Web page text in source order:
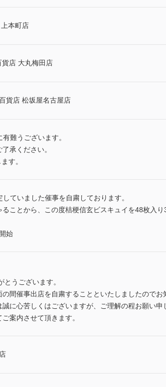
本町店
貨店 大丸梅田店
貨店 松坂屋名古屋店
難うございます。
承ください。
す。
ていました催事を自粛しております。
ことから、この度桔梗信玄ビスキュイを48枚入
始
うございます。
間催事出店を自粛することといたしましたのでお
に心苦しくはございますが、ご理解の程お願い申
案内させて頂きます。